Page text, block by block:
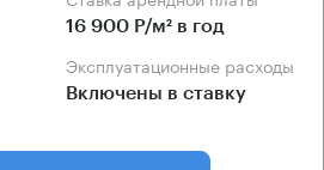
16 900 Р/м² в год
Эксплуатационные расходы
Включены в ставку